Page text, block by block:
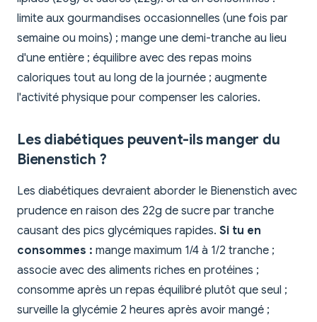
limite aux gourmandises occasionnelles (une fois par
semaine ou moins) ; mange une demi-tranche au lieu
d'une entière ; équilibre avec des repas moins
caloriques tout au long de la journée ; augmente
l'activité physique pour compenser les calories.
Les diabétiques peuvent-ils manger du
Bienenstich ?
Les diabétiques devraient aborder le Bienenstich avec
prudence en raison des 22g de sucre par tranche
causant des pics glycémiques rapides. Si tu en
consommes : mange maximum 1/4 à 1/2 tranche ;
associe avec des aliments riches en protéines ;
consomme après un repas équilibré plutôt que seul ;
surveille la glycémie 2 heures après avoir mangé ;